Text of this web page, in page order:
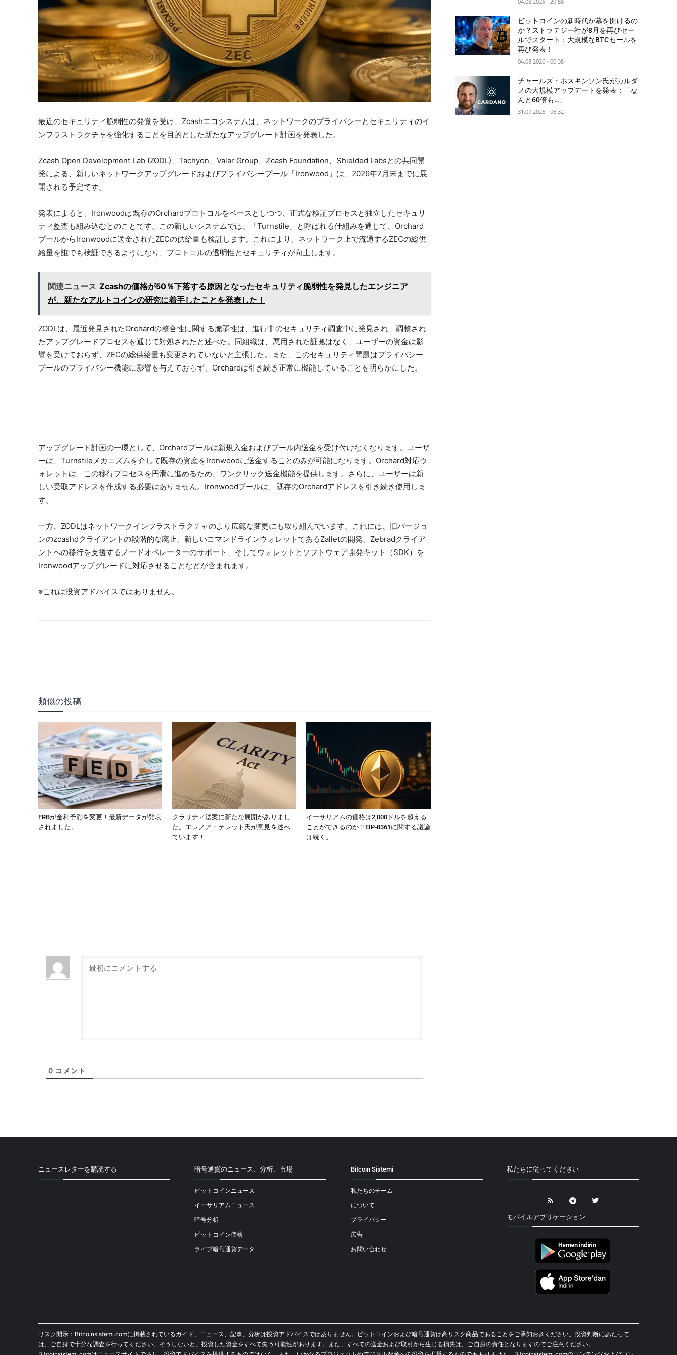
最近のセキュリティ脆弱性の発覚を受け、Zcashエコシステムは、ネットワークのプライバシーとセキュリティのイ
ンフラストラクチャを強化することを目的とした新たなアップグレード計画を発表した。
Zcash Open Development Lab (ZODL)、Tachyon、Valar Group、Zcash Foundation、Shielded Labsとの共同開
発による、新しいネットワークアップグレードおよびプライバシープール「Ironwood」は、2026年7月末までに展
開される予定です。
発表によると、Ironwoodは既存のOrchardプロトコルをベースとしつつ、正式な検証プロセスと独立したセキュリ
ティ監査も組み込むとのことです。この新しいシステムでは、「Turnstile」と呼ばれる仕組みを通じて、Orchard
プールからIronwoodに送金されたZECの供給量も検証します。これにより、ネットワーク上で流通するZECの総供
給量を誰でも検証できるようになり、プロトコルの透明性とセキュリティが向上します。
関連ニュース Zcashの価格が50％下落する原因となったセキュリティ脆弱性を発見したエンジニア
が、新たなアルトコインの研究に着手したことを発表した！
ZODLは、最近発見されたOrchardの整合性に関する脆弱性は、進行中のセキュリティ調査中に発見され、調整され
たアップグレードプロセスを通じて対処されたと述べた。同組織は、悪用された証拠はなく、ユーザーの資金は影
響を受けておらず、ZECの総供給量も変更されていないと主張した。また、このセキュリティ問題はプライバシー
プールのプライバシー機能に影響を与えておらず、Orchardは引き続き正常に機能していることを明らかにした。
アップグレード計画の一環として、Orchardプールは新規入金およびプール内送金を受け付けなくなります。ユーザ
ーは、Turnstileメカニズムを介して既存の資産をIronwoodに送金することのみが可能になります。Orchard対応ウ
ォレットは、この移行プロセスを円滑に進めるため、ワンクリック送金機能を提供します。さらに、ユーザーは新
しい受取アドレスを作成する必要はありません。Ironwoodプールは、既存のOrchardアドレスを引き続き使用しま
す。
一方、ZODLはネットワークインフラストラクチャのより広範な変更にも取り組んでいます。これには、旧バージョ
ンのzcashdクライアントの段階的な廃止、新しいコマンドラインウォレットであるZalletの開発、Zebradクライア
ントへの移行を支援するノードオペレーターのサポート、そしてウォレットとソフトウェア開発キット（SDK）を
Ironwoodアップグレードに対応させることなどが含まれます。
※これは投資アドバイスではありません。
類似の投稿
FRBが金利予測を変更！最新データが発表
されました。
クラリティ法案に新たな展開がありまし
た。エレノア・テレット氏が意見を述べ
ています！
イーサリアムの価格は2,000ドルを超える
ことができるのか？EIP-8361に関する議論
は続く。
0 コメント
ビットコインの新時代が幕を開けるの
か？ストラテジー社が8月を再びセー
ルでスタート：大規模なBTCセールを
再び発表！
04.08.2026 - 00:38
チャールズ・ホスキンソン氏がカルダ
ノの大規模アップデートを発表：「な
んと60倍も…」
31.07.2026 - 06:32
ニュースレターを購読する 暗号通貨のニュース、分析、市場
ビットコインニュース
イーサリアムニュース
暗号分析
ビットコイン価格
ライブ暗号通貨データ
Bitcoin Sistemi
私たちのチーム
について
プライバシー
広告
お問い合わせ
私たちに従ってください
モバイルアプリケーション
リスク開示：Bitcoinsistemi.comに掲載されているガイド、ニュース、記事、分析は投資アドバイスではありません。ビットコインおよび暗号通貨は高リスク商品であることをご承知おきください。投資判断にあたって
は、ご自身で十分な調査を行ってください。そうしないと、投資した資金をすべて失う可能性があります。また、すべての送金および取引から生じる損失は、ご自身の責任となりますのでご注意ください。